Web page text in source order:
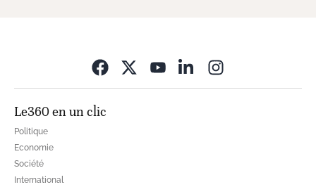
Le360 en un clic
Politique
Economie
Société
International